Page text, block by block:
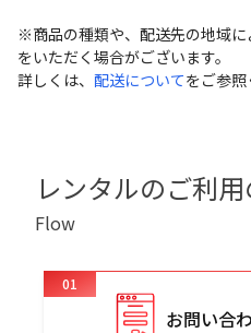
※商品の種類や、配送先の地域
をいただく場合がございます。
詳しくは、 配送についてをご参照
レンタルのご利
Flow
01
お問い合